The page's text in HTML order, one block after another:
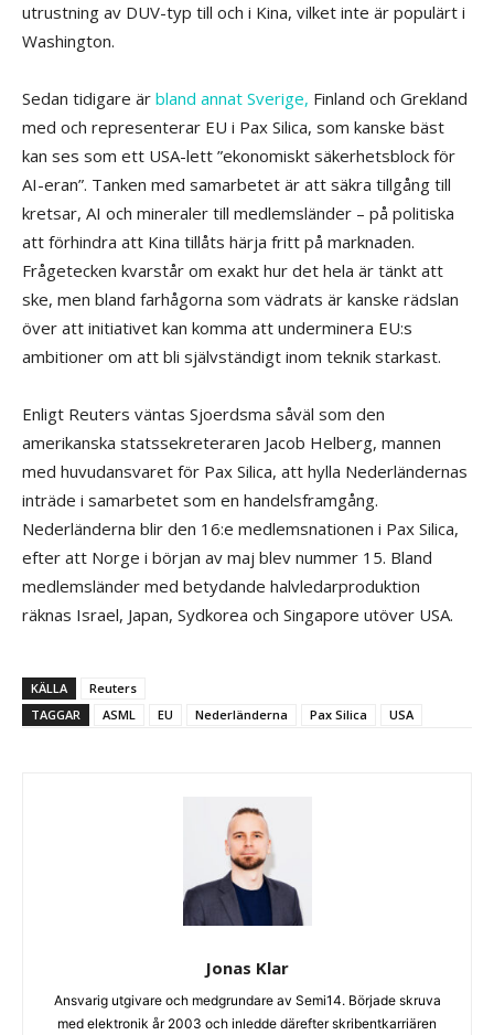
utrustning av DUV-typ till och i Kina, vilket inte är populärt i
Washington.
Sedan tidigare är bland annat Sverige, Finland och Grekland
med och representerar EU i Pax Silica, som kanske bäst
kan ses som ett USA-lett ”ekonomiskt säkerhetsblock för
AI-eran”. Tanken med samarbetet är att säkra tillgång till
kretsar, AI och mineraler till medlemsländer – på politiska
att förhindra att Kina tillåts härja fritt på marknaden.
Frågetecken kvarstår om exakt hur det hela är tänkt att
ske, men bland farhågorna som vädrats är kanske rädslan
över att initiativet kan komma att underminera EU:s
ambitioner om att bli självständigt inom teknik starkast.
Enligt Reuters väntas Sjoerdsma såväl som den
amerikanska statssekreteraren Jacob Helberg, mannen
med huvudansvaret för Pax Silica, att hylla Nederländernas
inträde i samarbetet som en handelsframgång.
Nederländerna blir den 16:e medlemsnationen i Pax Silica,
efter att Norge i början av maj blev nummer 15. Bland
medlemsländer med betydande halvledarproduktion
räknas Israel, Japan, Sydkorea och Singapore utöver USA.
KÄLLA
Reuters
TAGGAR
ASML EU Nederländerna Pax Silica USA
Jonas Klar
Ansvarig utgivare och medgrundare av Semi14. Började skruva
med elektronik år 2003 och inledde därefter skribentkarriären